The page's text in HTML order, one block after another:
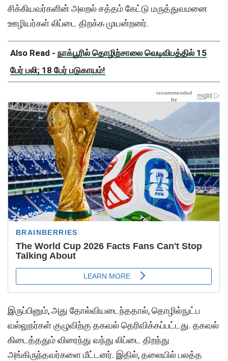
சிக்கியவர்களின் அலறல் சத்தம் கேட்டு மருத்துவமனை
ஊழியர்கள் லிப்டை திறக்க முயன்றனர்.
Also Read - நாக்பூரில் தொழிற்சாலை வெடிவிபத்தில் 15
பேர் பலி; 18 பேர் படுகாயம்!
இருப்பினும், அது தோல்வியடைந்ததால், தொழில்நுட்ப
வல்லுநர்கள் குழுவிற்கு தகவல் தெரிவிக்கப்பட்டது. தகவல்
கிடைத்ததும் விரைந்து வந்து லிப்டை திறந்து
அங்கிருந்தவர்களை மீட்டனர். இதில், தலையில் பலத்த